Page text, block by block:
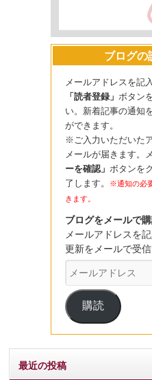
ブログの
メールアドレスを記
「読者登録」 ボタン
い。新着記事の通知
ができます。
※ご入力いただいた
メールが届きます。
ーを確認」 ボタンを
了します。
※通知の必
きます。
ブログをメールで
メールアドレスを
更新をメールで受信
メ
ー
ル
ア
ド
レ
ス
購読
最近の投稿